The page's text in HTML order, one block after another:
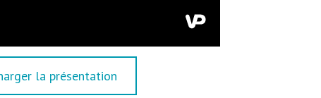
la présentation